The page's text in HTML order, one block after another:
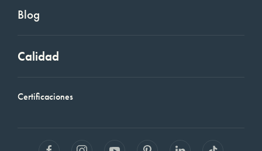
Blog
Calidad
Certificaciones